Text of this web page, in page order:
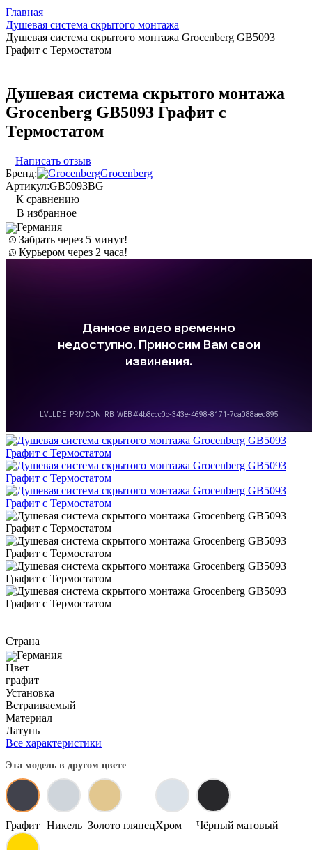
Главная
Душевая система скрытого монтажа
Душевая система скрытого монтажа Grocenberg GB5093
Графит с Термостатом
Душевая система скрытого монтажа
Grocenberg GB5093 Графит с
Термостатом
Написать отзыв
Бренд:
Grocenberg
Артикул:GB5093BG
К сравнению
В избранное
Германия
Забрать через 5 минут!
Курьером через 2 часа!
Страна
Германия
Цвет
графит
Установка
Встраиваемый
Материал
Латунь
Все характеристики
Эта модель в другом цвете
Графит Никель Золото глянецХром Чёрный матовый